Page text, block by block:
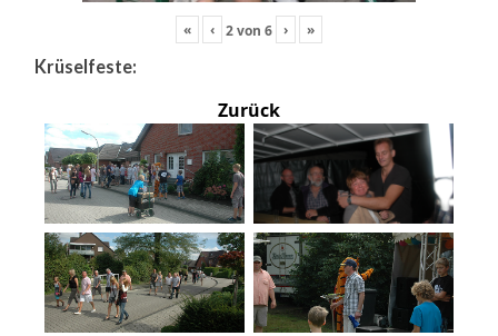
« ‹ 2von 6 › »
Krüselfeste:
Zurück